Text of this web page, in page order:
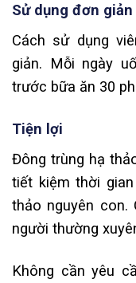
Sử dụng đơn giản
Cách sử dụng
giản. Mỗi ngày
trước bữa ăn 30
Tiện lợi
Đông trùng hạ
tiết kiệm thời
thảo nguyên con.
người thường
Không cần yêu